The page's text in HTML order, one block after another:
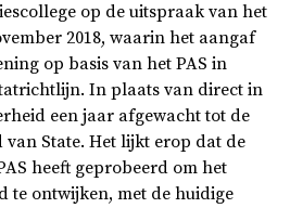
op de uitspraak van het
2018, waarin het aangaf
op basis van het PAS in
In plaats van direct in
een jaar afgewacht tot de
State. Het lijkt erop dat de
heeft geprobeerd om het
te ontwijken, met de huidige